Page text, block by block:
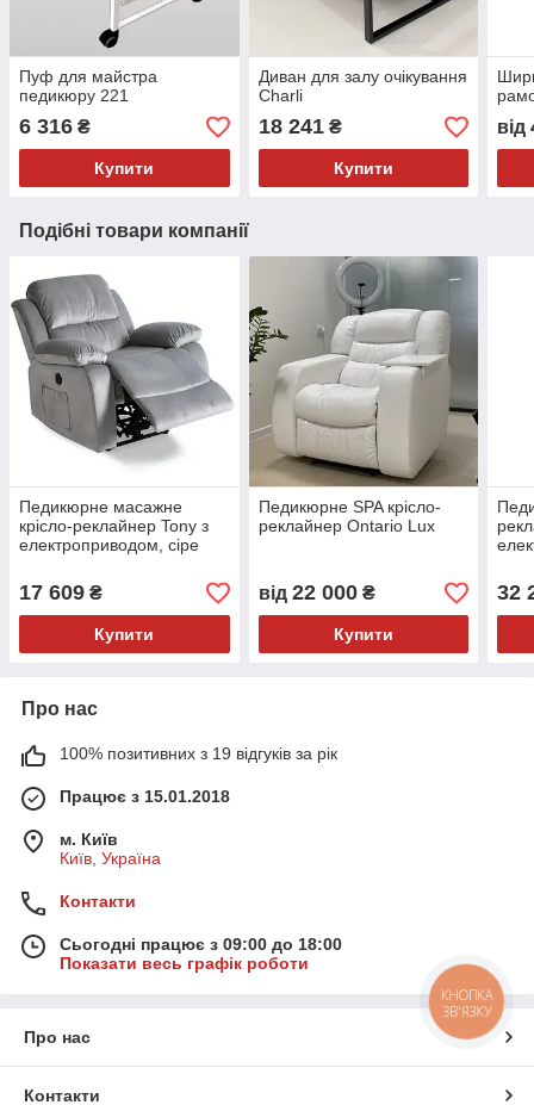
Пуф для майстра
педикюру 221
6 316 ₴
Купити
Диван для залу очікування
Charli
18 241₴
Купити
від
Подібні товари компанії
Педикюрне масажне
крісло-реклайнер Tony з
електроприводом, сіре
17 609 ₴
Купити
Педикюрне SPA крісло-
реклайнер Ontario Lux
від 22 000₴
Купити
32
Про нас
100% позитивних з 19 відгуків за рік
Працює з 15.01.2018
м. Київ
Київ, Україна
Контакти
Сьогодні працює з 09:00 до 18:00
Показати весь графік роботи
Про нас
Контакти
КНОПКА
ЗВ'ЯЗКУ